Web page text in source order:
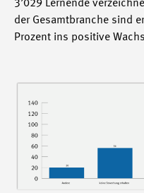
3’029 Lernende
der Gesamtbranche sind
Prozent ins positive